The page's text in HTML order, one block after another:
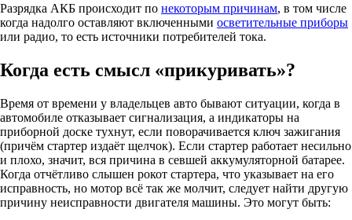
Разрядка АКБ происходит по некоторым причинам, в том числе
когда надолго оставляют включенными осветительные приборы
или радио, то есть источники потребителей тока.
Когда есть смысл «прикуривать»?
Время от времени у владельцев авто бывают ситуации, когда в
автомобиле отказывает сигнализация, а индикаторы на
приборной доске тухнут, если поворачивается ключ зажигания
(причём стартер издаёт щелчок). Если стартер работает несильно
и плохо, значит, вся причина в севшей аккумуляторной батарее.
Когда отчётливо слышен рокот стартера, что указывает на его
исправность, но мотор всё так же молчит, следует найти другую
причину неисправности двигателя машины. Это могут быть: